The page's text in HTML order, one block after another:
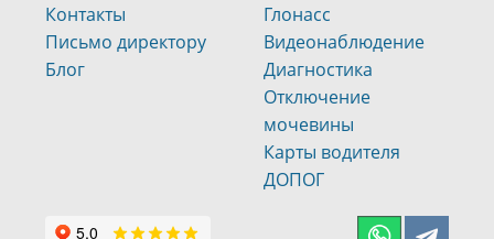
Контакты
Письмо директору
Блог
Глонасс
Видеонаблюдение
Диагностика
Отключение
мочевины
Карты водителя
ДОПОГ